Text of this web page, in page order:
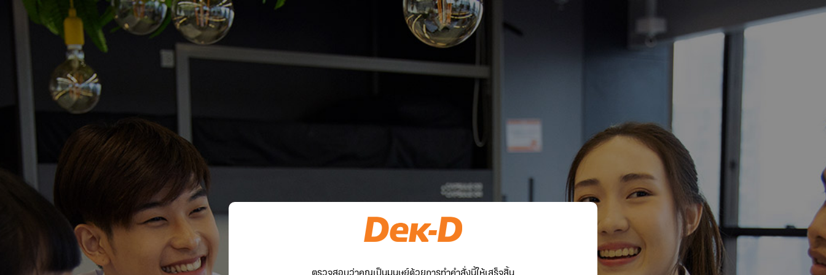
ตรวจสอบว่าคุณเป็นมนุษย์ด้วยการทำคำสั่งนี้ให้เสร็จสิ้น